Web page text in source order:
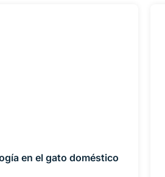
en el gato doméstico